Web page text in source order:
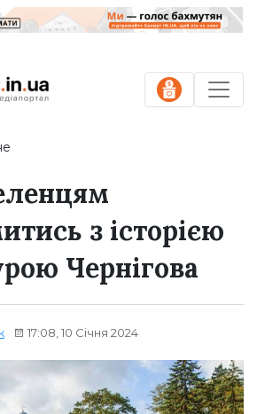
з історією
Чернігова
17:08, 10 Січня 2024